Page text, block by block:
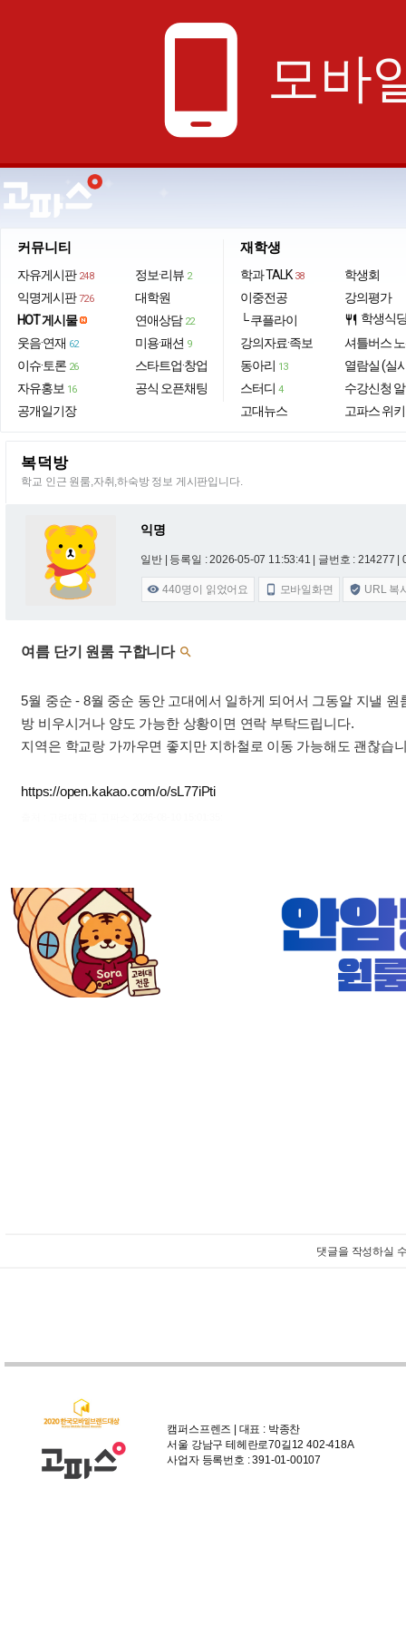
phone_android 모바
커뮤니티
자유게시판 248
익명게시판 726
HOT 게시물
웃음·연재 62
이슈·토론 26
자유홍보 16
공개일기장
정보·리뷰 2
대학원
연애상담 22
미용·패션 9
스타트업·창업
공식 오픈채팅
재학생
학과 TALK 38
이중전공
└ 쿠플라이
강의자료·족보
동아리 13
스터디 4
고대뉴스
학생회
강의평가
restaurant 학생식
셔틀버스
열람실 (실
수강신청
고파스 위키
복덕방
학교 인근 원룸,자취,하숙방 정보 게시판입니다.
익명
일반 | 등록일 : 2026-05-07 11:53:41 | 글번호 : 214277 |
 440명이 읽었어요  모바일화면  URL 복
여름 단기 원룸 구합니다 
5월 중순 - 8월 중순 동안 고대에서 일하게 되어서 그동알 지낼 원
방 비우시거나 양도 가능한 상황이면 연락 부탁드립니다.
지역은 학교랑 가까우면 좋지만 지하철로 이동 가능해도 괜찮습
https://open.kakao.com/o/sL77iPti
댓글을 작성하실
캠퍼스프렌즈 | 대표 : 박종찬
서울 강남구 테헤란로70길12 402-418A
사업자 등록번호 : 391-01-00107